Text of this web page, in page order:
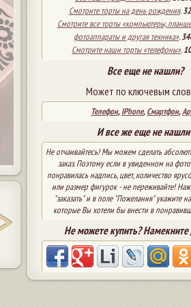
Смотрите торты на день рождения.
Смотрите все торты «компьютеры,
фотоаппараты и другая техника».
Смотрите наши торты «телефоны».
Все еще не нашли?
Может по ключевым
Телефон,IPhone,Смартфон,
И все же еще не
Не отчаивайтесь! Мы можем сделать
заказ. Поэтому если в увиденном на
понравилась надпись, цвет, количество
или размер фигурок - не переживайте!
"заказать" и в поле "Пожелания" укажите
которые Вы хотели бы внести в
Не можете купить?